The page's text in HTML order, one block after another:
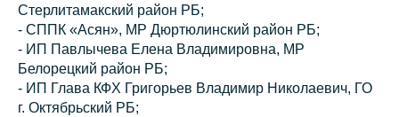
Стерлитамакский район РБ;
- СППК «Асян», МР Дюртюлинский район РБ;
- ИП Павлычева Елена Владимировна, МР
Белорецкий район РБ;
- ИП Глава КФХ Григорьев Владимир Николаевич, ГО
г. Октябрьский РБ;